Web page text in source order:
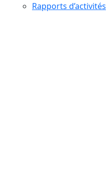
Rapports d’activités